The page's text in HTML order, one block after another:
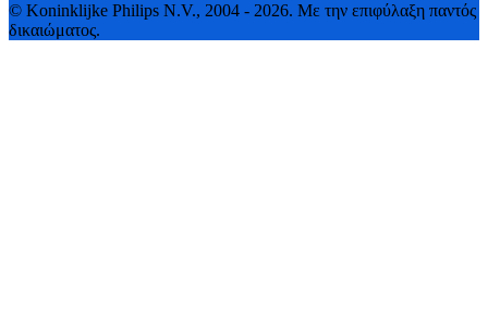
© Koninklijke Philips N.V., 2004 - 2026. Με την επιφύλαξη παντός
δικαιώματος.